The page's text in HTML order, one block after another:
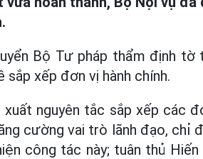
Bộ Tư pháp thẩm định tờ
sắp xếp đơn vị hành chính.
nguyên tắc sắp xếp các
cường vai trò lãnh đạo, chỉ
công tác này; tuân thủ